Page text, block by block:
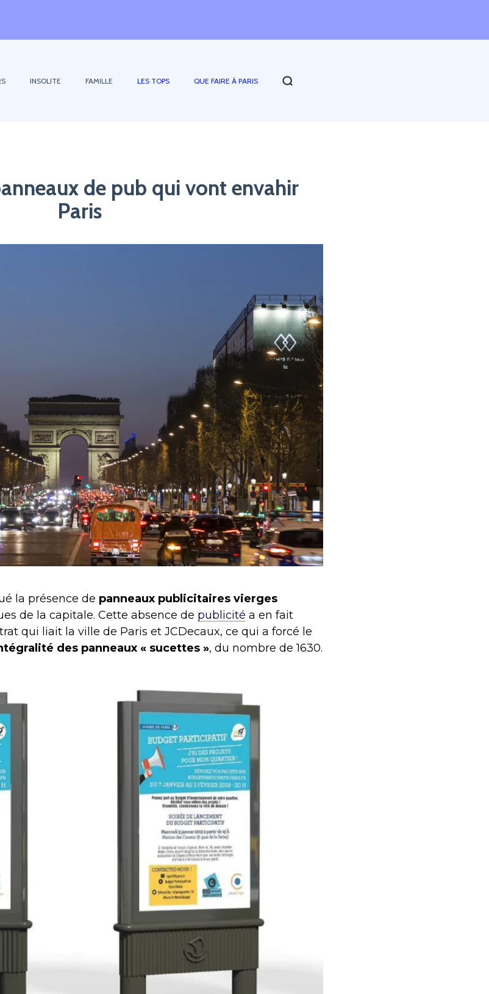
INSOLITE FAMILLE LES TOPS QUE FAIRE À PARIS
de pub qui vont envahir
Paris
la présence de panneaux publicitaires vierges
de la capitale. Cette absence de publicité a en fait
qui liait la ville de Paris et JCDecaux, ce qui a forcé le
des panneaux « sucettes », du nombre de 1630.